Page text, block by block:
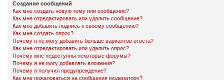
Создание сообщений
Как мне создать новую тему или сообщение?
Как мне отредактировать или удалить сообщение?
Как мне добавить подпись к своему сообщению?
Как мне создать опрос?
Почему я не могу добавить больше вариантов ответа?
Как мне отредактировать или удалить опрос?
Почему мне недоступны некоторые форумы?
Почему я не могу добавлять вложения?
Почему я получил предупреждение?
Как мне пожаловаться на сообщения модератору?